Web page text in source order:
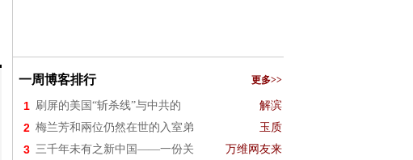
一周博客排行 更多>>
1 刷屏的美国“斩杀线”与中共的 解滨
2 梅兰芳和兩位仍然在世的入室弟 玉质
3 三千年未有之新中国——一份关 万维网友来